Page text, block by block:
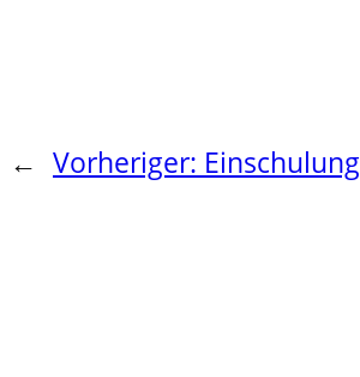
← Vorheriger: Einschulung